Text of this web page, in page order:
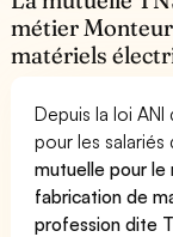
métier
matériels
Depuis la loi
pour les salariés
mutuelle pour
fabrication de
profession dite